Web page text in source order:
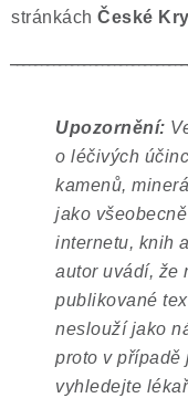
stránkách České
Upozornění:
o léčivých
kamenů,
jako
internetu, knih
autor uvádí, že
publikované
neslouží jako
proto v případě
vyhledejte